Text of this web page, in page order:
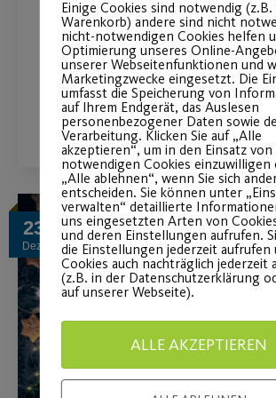
2023
Starte sportlich ins neue Jahr!
WEITERLESEN
23
Dez.
Einige Cookies sind notwendig
Warenkorb) andere sind nicht
nicht-notwendigen Cookies helfen
Optimierung unseres Online-
unserer Webseitenfunktionen und
Marketingzwecke eingesetzt. Die
umfasst die Speicherung von
auf Ihrem Endgerät, das Auslesen
personenbezogener Daten sowie
Verarbeitung. Klicken Sie auf „Alle
akzeptieren“, um in den Einsatz
notwendigen Cookies einzuwilligen
„Alle ablehnen“, wenn Sie sich
entscheiden. Sie können unter
verwalten“ detaillierte
uns eingesetzten Arten von
und deren Einstellungen aufrufen.
die Einstellungen jederzeit aufrufen
Cookies auch nachträglich jederzeit
(z.B. in der Datenschutzerklärung
auf unserer Webseite).
ALLE AKZEPTIEREN